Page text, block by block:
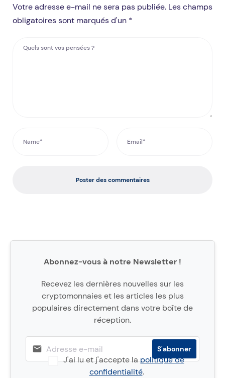
Votre adresse e-mail ne sera pas publiée. Les champs
obligatoires sont marqués d'un *
Poster des commentaires
Abonnez-vous à notre Newsletter !
Recevez les dernières nouvelles sur les
cryptomonnaies et les articles les plus
populaires directement dans votre boîte de
réception.
J'ai lu et j'accepte lapolitique de
confidentialité.